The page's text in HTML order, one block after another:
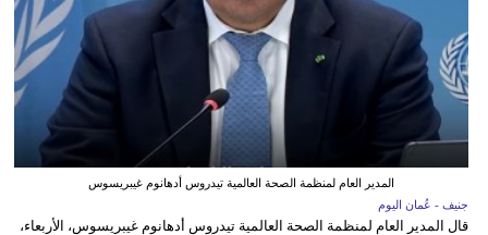
المدير العام لمنظمة الصحة العالمية تيدروس أدهانوم غيبريسوس
جنيف - عُمان اليوم
قال المدير العام لمنظمة الصحة العالمية تيدروس أدهانوم غيبريسوس، الأربعاء،